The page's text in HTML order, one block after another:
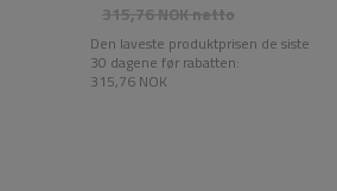
315,76 NOKnetto
Den laveste produktprisen de siste
30 dagene før rabatten:
315,76 NOK